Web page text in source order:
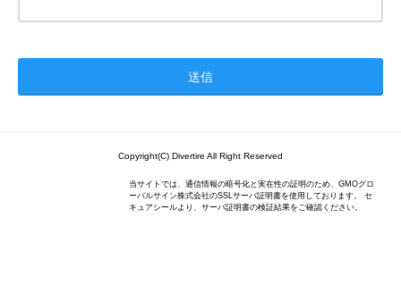
Copyright(C) Divertire All Right Reserved
当サイトでは、通信情報の暗号化と実在性の証明のため、GMOグロ
ーバルサイン株式会社のSSLサーバ証明書を使用しております。 セ
キュアシールより、サーバ証明書の検証結果をご確認ください。